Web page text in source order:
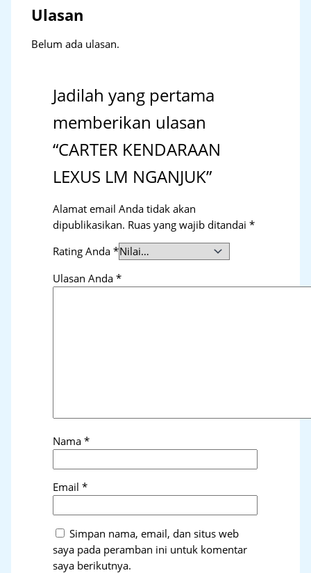
Ulasan
Belum ada ulasan.
Jadilah yang pertama
memberikan ulasan
“CARTER KENDARAAN
LEXUS LM NGANJUK”
Alamat email Anda tidak akan
dipublikasikan. Ruas yang wajib ditandai*
Rating Anda*
Ulasan Anda*
Nama*
Email*
Simpan nama, email, dan situs web
saya pada peramban ini untuk komentar
saya berikutnya.